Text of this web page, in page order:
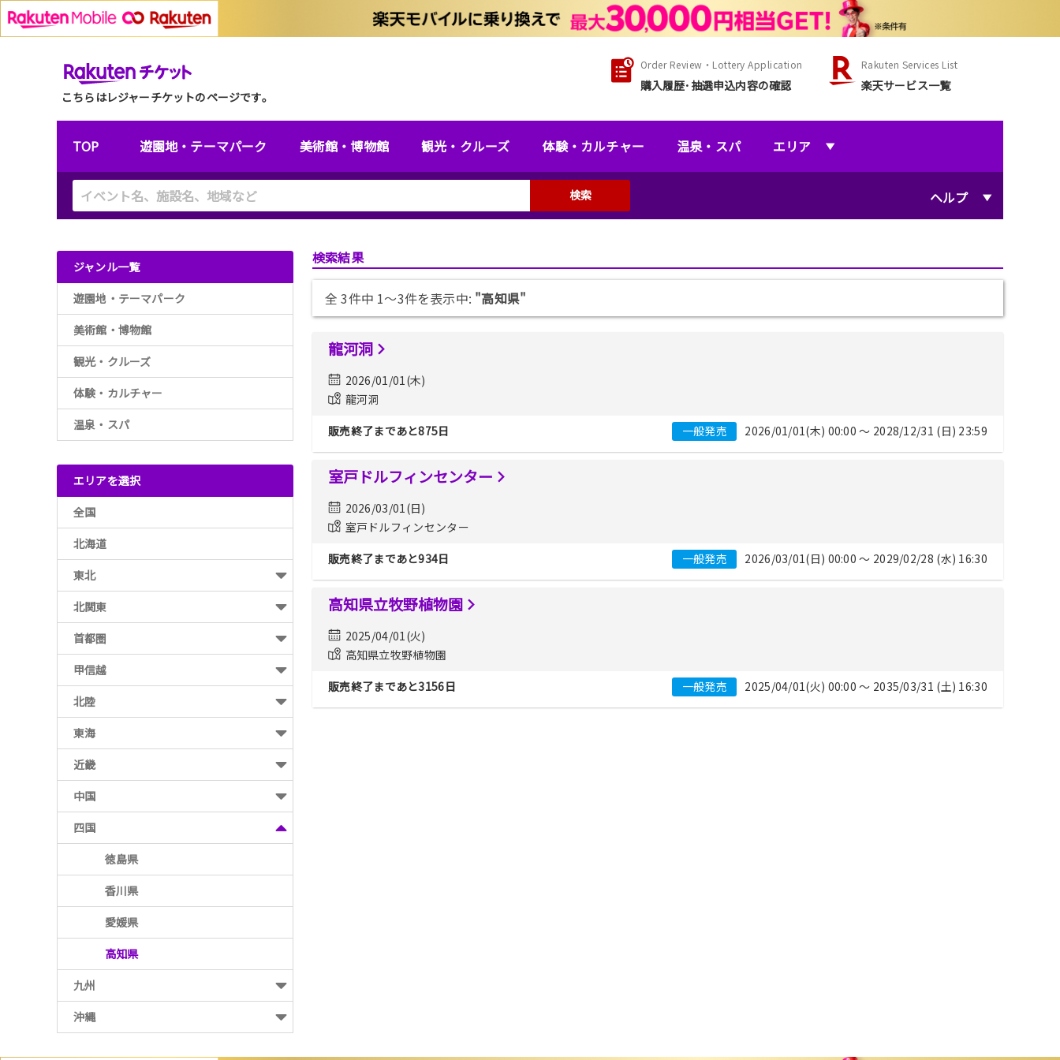
こちらはレジャーチケットのページです。
Order Review・Lottery Application
購入履歴･抽選申込内容の確認
Rakuten Services List
楽天サービス一覧
TOP 遊園地・テーマパーク 美術館・博物館 観光・クルーズ 体験・カルチャー 温泉・スパ エリア
ヘルプ
検索
ジャンル一覧
遊園地・テーマパーク
美術館・博物館
観光・クルーズ
体験・カルチャー
温泉・スパ
エリアを選択
全国
北海道
東北
北関東
首都圏
甲信越
北陸
東海
近畿
中国
四国
徳島県
香川県
愛媛県
高知県
九州
沖縄
検索結果
全 3件中 1〜3件を表示中: "高知県"
龍河洞
2026/01/01(木)
龍河洞
販売終了まであと875日
一般発売 2026/01/01(木) 00:00 〜 2028/12/31 (日) 23:59
室戸ドルフィンセンター
2026/03/01(日)
室戸ドルフィンセンター
販売終了まであと934日
一般発売 2026/03/01(日) 00:00 〜 2029/02/28 (水) 16:30
高知県立牧野植物園
2025/04/01(火)
高知県立牧野植物園
販売終了まであと3156日
一般発売 2025/04/01(火) 00:00 〜 2035/03/31 (土) 16:30